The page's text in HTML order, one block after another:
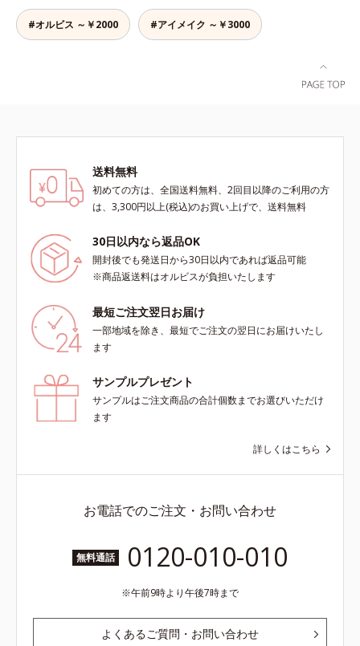
キス、タベブイアインペチギノサ樹
皮エキス*4 グリセリルグルコシド
（保湿成分）、（ジメチコン／ビニ
約し、よりシンプルなお手入れで、
ハリ・ツヤのある好印象な清潔透明
かさ印象が高く評価されたこと*3
データベースPubMed及びGoogle
scholarにより国内化粧品業界にお
いて該当文献がないことを確認（ポ
約し、よりシンプルなお手入れで、
ハリ・ツヤのある好印象な清潔透明
る透明感のある肌*2 男性の顔画像
を用いた印象評価において、基準画
かさ印象が高く評価されたこと*3
scholarにより国内化粧品業界にお
いて該当文献がないことを確認（ポ
#オルビス ～￥2000 #アイメイク ～￥3000
送料無料
初めての方は、全国送料無料、2回目以降のご利用の方
は、3,300円以上(税込)のお買い上げで、送料無料
30日以内なら返品OK
開封後でも発送日から30日以内であれば返品可能
※商品返送料はオルビスが負担いたします
最短ご注文翌日お届け
一部地域を除き、最短でご注文の翌日にお届けいたし
ます
サンプルプレゼント
サンプルはご注文商品の合計個数までお選びいただけ
ます
詳しくはこちら
お電話でのご注文・お問い合わせ
無料通話 0120-010-010
午前9時より午後7時まで
よくあるご質問・お問い合わせ